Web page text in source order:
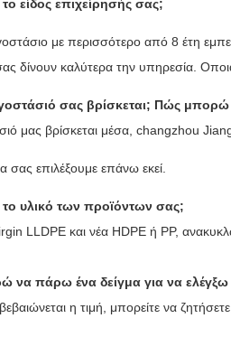
το είδος επιχείρησής σας;
με περισσότερο από 8 έτη
δίνουν καλύτερα την υπηρεσία.
σας βρίσκεται; Πώς μπορώ
μας βρίσκεται μέσα, changzhou
σας επιλέξουμε επάνω εκεί.
το υλικό των προϊόντων σας;
LLDPE και νέα HDPE ή PP,
να πάρω ένα δείγμα για να ελέγξω
η τιμή, μπορείτε να